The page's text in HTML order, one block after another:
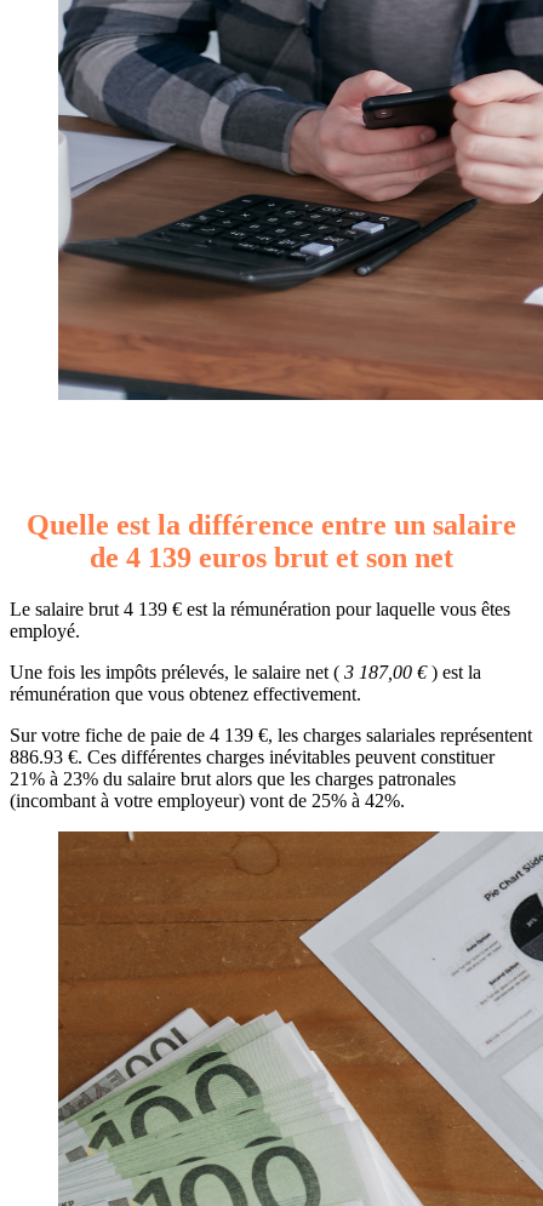
Quelle est la différence entre un salaire
de 4 139 euros brut et son net
Le salaire brut 4 139 € est la rémunération pour laquelle vous êtes
employé.
Une fois les impôts prélevés, le salaire net ( 3 187,00 €) est la
rémunération que vous obtenez effectivement.
Sur votre fiche de paie de 4 139 €, les charges salariales représentent
886.93 €. Ces différentes charges inévitables peuvent constituer
21% à 23% du salaire brut alors que les charges patronales
(incombant à votre employeur) vont de 25% à 42%.